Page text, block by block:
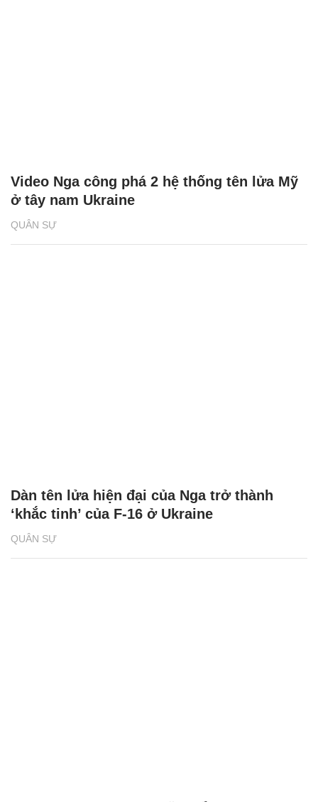
QUÂN SỰ
Video Nga công phá 2 hệ thống tên lửa Mỹ
ở tây nam Ukraine
QUÂN SỰ
Dàn tên lửa hiện đại của Nga trở thành
‘khắc tinh’ của F-16 ở Ukraine